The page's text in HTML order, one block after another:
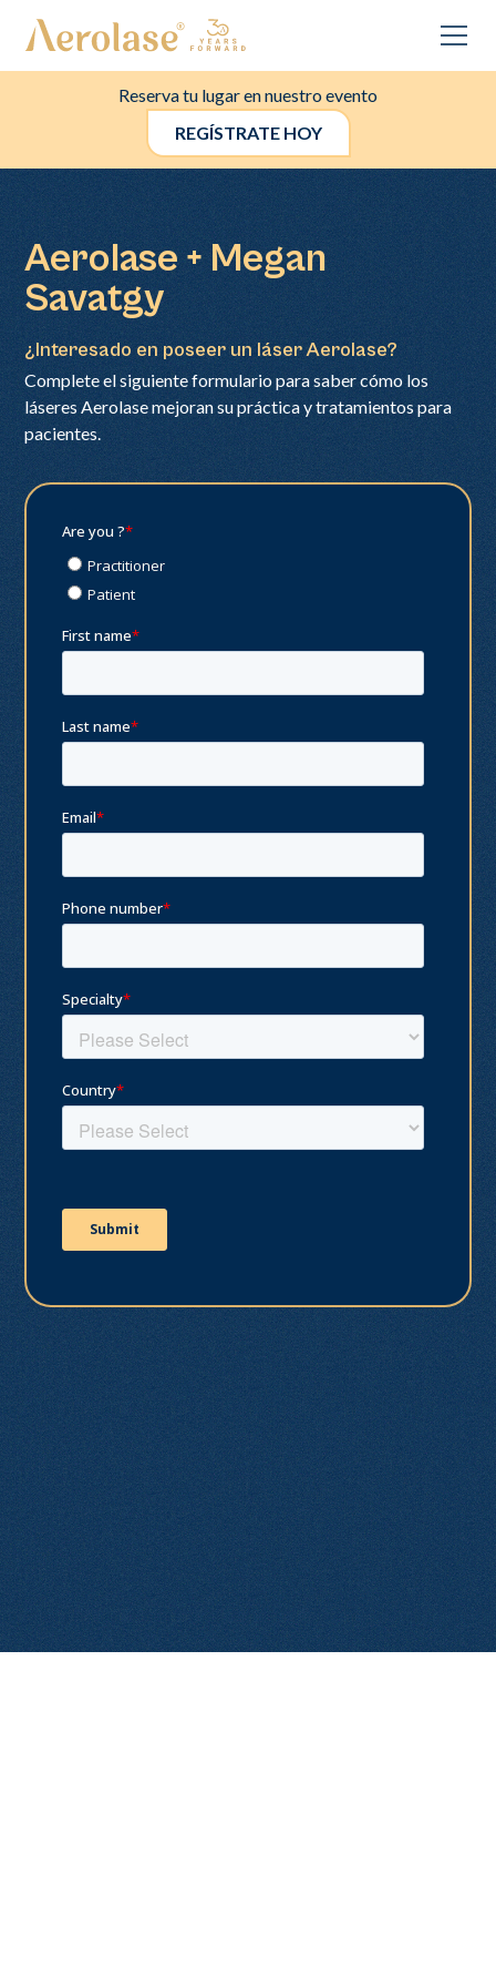
Reserva tu lugar en nuestro evento
REGÍSTRATE HOY
Aerolase + Megan
Savatgy
¿Interesado en poseer un láser Aerolase?
Complete el siguiente formulario para saber cómo los
láseres Aerolase mejoran su práctica y tratamientos para
pacientes.